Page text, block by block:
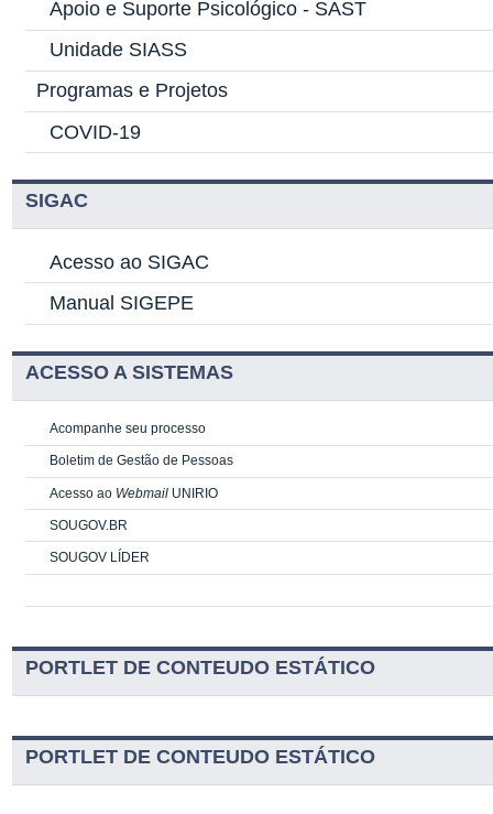
Apoio e Suporte Psicológico - SAST
Unidade SIASS
Programas e Projetos
COVID-19
SIGAC
Acesso ao SIGAC
Manual SIGEPE
ACESSO A SISTEMAS
Acompanhe seu processo
Boletim de Gestão de Pessoas
Acesso ao Webmail UNIRIO
SOUGOV.BR
SOUGOV LÍDER
PORTLET DE CONTEUDO ESTÁTICO
PORTLET DE CONTEUDO ESTÁTICO